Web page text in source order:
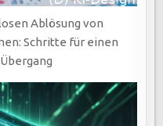
Ablösung von
Schritte für einen